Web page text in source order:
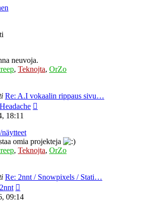
neuvoja.
, Teknojta, OrZo
Re: A.I vokaalin rippaus sivu…
Headache
18:11
omia projekteja
, Teknojta, OrZo
Re: 2nnt / Snowpixels / Stati…
2nnt
uusin
09:14